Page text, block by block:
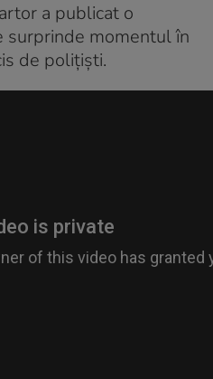
a publicat o
surprinde momentul în
de polițiști.